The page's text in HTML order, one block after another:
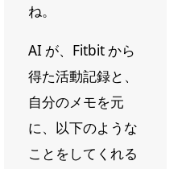
ね。
AI が、Fitbit から
得た活動記録と、
自分のメモを元
に、以下のような
ことをしてくれる